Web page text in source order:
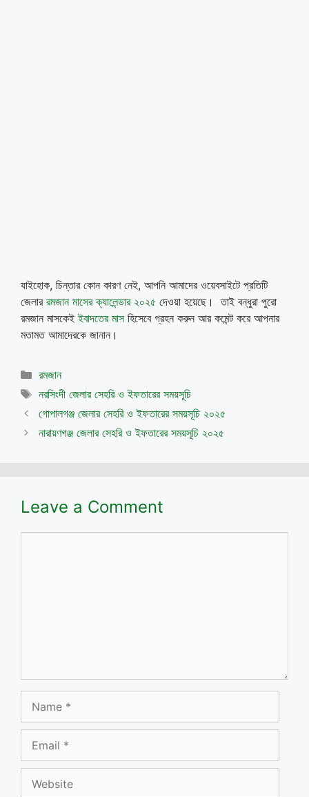
যাইহোক, চিন্তার কোন কারণ নেই, আপনি আমাদের ওয়েবসাইটে প্রতিটি
জেলার রমজান মাসের ক্যালেন্ডার ২০২৫ দেওয়া হয়েছে। তাই বন্ধুরা পুরো
রমজান মাসকেইইবাদতের মাসহিসেবে গ্রহন করুন আর কমেন্ট করে আপনার
মতামত আমাদেরকে জানান।
Categories
রমজান
Tags
নরসিংদী জেলার সেহরি ও ইফতারের সময়সূচি
গোপালগঞ্জ জেলার সেহরি ও ইফতারের সময়সূচি ২০২৫
নারায়ণগঞ্জ জেলার সেহরি ও ইফতারের সময়সূচি ২০২৫
Leave a Comment